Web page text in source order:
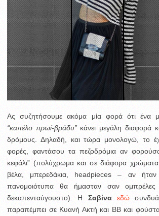
Ας συζητήσουμε ακόμα μία φορά ότι ένα
“καπέλο πρωί-βράδυ”κάνει μεγάλη διαφορά
δρόμους. Δηλαδή, και τώρα μονολογώ, το
φορές, φαντάσου τα πεζοδρόμια αν
κεφάλι” (πολύχρωμα και σε διάφορα χρώματα
βέλα, μπερεδάκια, headpieces – αν
πανομοιότυπα θα ήμασταν σαν
δεκαπενταύγουστο). Η Σαβίνα εδώ
παραπέμπει σε Κυανή Ακτή και ΒΒ και